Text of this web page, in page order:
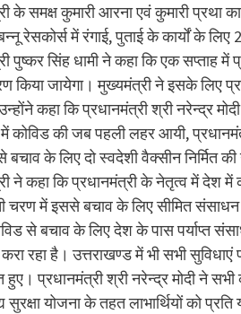
के समक्ष कुमारी आरना एवं कुमारी प्रथा
रेसकोर्स में रंगाई, पुताई के कार्यों के
पुष्कर सिंह धामी ने कहा कि एक सप्ताह
किया जायेगा। मुख्यमंत्री ने इसके लिए
कहा कि प्रधानमंत्री श्री नरेन्द्र
कोविड की जब पहली लहर आयी,
बचाव के लिए दो स्वदेशी वैक्सीन निर्मित
ने कहा कि प्रधानमंत्री के नेतृत्व में देश में
में इससे बचाव के लिए सीमित
से बचाव के लिए देश के पास पर्याप्त
रहा है। उत्तराखण्ड में भी सभी
हुए। प्रधानमंत्री श्री नरेन्द्र मोदी ने
सुरक्षा योजना के तहत लाभार्थियों को